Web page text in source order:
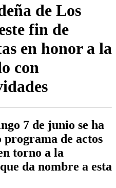
de Los
fin de
en honor a la
con
7 de junio se ha
de actos
torno a la
da nombre a esta